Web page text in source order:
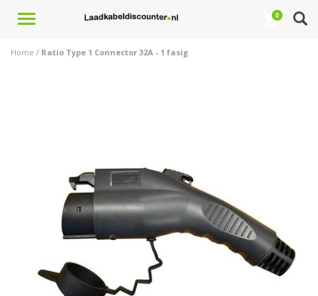
Toggle
0
Home / Ratio Type 1 Connector 32A - 1 fasig